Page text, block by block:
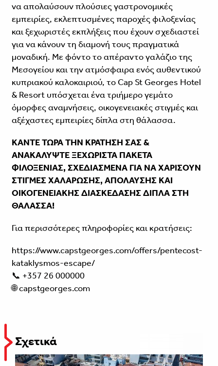
να απολαύσουν πλούσιες γαστρονομικές
εμπειρίες, εκλεπτυσμένες παροχές φιλοξενίας
και ξεχωριστές εκπλήξεις που έχουν σχεδιαστεί
για να κάνουν τη διαμονή τους πραγματικά
μοναδική. Με φόντο το απέραντο γαλάζιο της
Μεσογείου και την ατμόσφαιρα ενός αυθεντικού
κυπριακού καλοκαιριού, το Cap St Georges Hotel
& Resort υπόσχεται ένα τριήμερο γεμάτο
όμορφες αναμνήσεις, οικογενειακές στιγμές και
αξέχαστες εμπειρίες δίπλα στη θάλασσα.
ΚΑΝΤΕ ΤΩΡΑ ΤΗΝ ΚΡΑΤΗΣΗ ΣΑΣ &
ΑΝΑΚΑΛΥΨΤΕ ΞΕΧΩΡΙΣΤΑ ΠΑΚΕΤΑ
ΦΙΛΟΞΕΝΙΑΣ, ΣΧΕΔΙΑΣΜΕΝΑ ΓΙΑ ΝΑ ΧΑΡΙΣΟΥΝ
ΣΤΙΓΜΕΣ ΧΑΛΑΡΩΣΗΣ, ΑΠΟΛΑΥΣΗΣ ΚΑΙ
ΟΙΚΟΓΕΝΕΙΑΚΗΣ ΔΙΑΣΚΕΔΑΣΗΣ ΔΙΠΛΑ ΣΤΗ
ΘΑΛΑΣΣΑ!
Για περισσότερες πληροφορίες και κρατήσεις:
https://www.capstgeorges.com/offers/pentecost-
kataklysmos-escape/
📞 +357 26 000000
🌐capstgeorges.com
Σχετικά